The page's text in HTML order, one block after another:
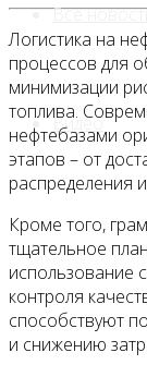
Все
Видео
Логистика на
процессов для
минимизации
топлива.
нефтебазами
этапов – от
распределения
Кроме того,
тщательное
использование
контроля
способствуют
и снижению